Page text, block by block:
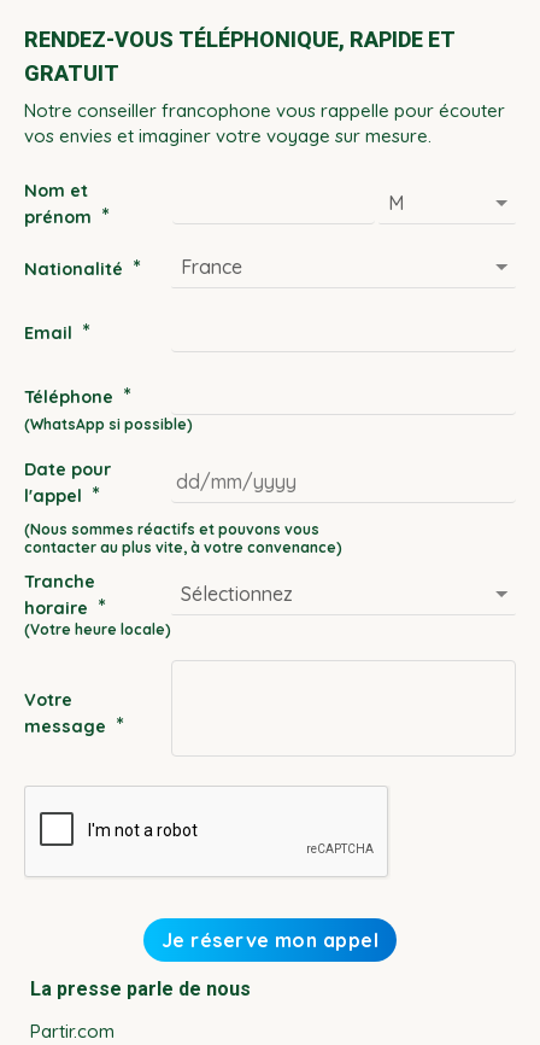
RENDEZ-VOUS TÉLÉPHONIQUE, RAPIDE ET
GRATUIT
Notre conseiller francophone vous rappelle pour écouter
vos envies et imaginer votre voyage sur mesure.
Nom et
prénom *
Nationalité *
Email *
Téléphone *
Date pour
l'appel *
DD
slash
MM
slash
Tranche
horaire *
Votre
message *
La presse parle de nous
Partir.com